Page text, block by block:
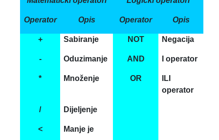
Operator Opis Operator Opis
+ Sabiranje NOT Negacija
- Oduzimanje AND I operator
* Množenje OR
ILI
operator
/ Dijeljenje
< Manje je